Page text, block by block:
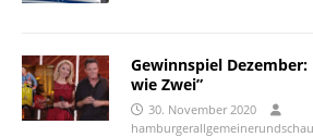
Gewinnspiel
wie Zwei”
30. November 2020
hamburgerallgemeinerundschau